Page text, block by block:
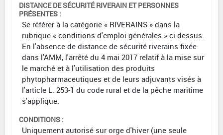
DISTANCE DE SÉCURITÉ RIVERAIN ET PERSONNES
PRÉSENTES :
Se référer à la catégorie « RIVERAINS » dans la
rubrique « conditions d'emploi générales » ci-dessus.
En l'absence de distance de sécurité riverains fixée
dans l'AMM, l'arrêté du 4 mai 2017 relatif à la mise sur
le marché et à l'utilisation des produits
phytopharmaceutiques et de leurs adjuvants visés à
l'article L. 253-1 du code rural et de la pêche maritime
s'applique.
CONDITIONS :
Uniquement autorisé sur orge d'hiver (une seule